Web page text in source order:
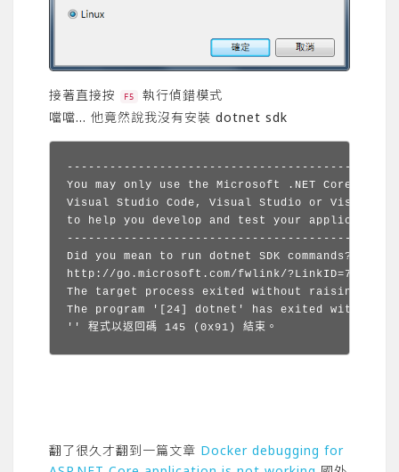
接著直接按 F5
執行偵錯模式
噹噹… 他竟然說我沒有安裝 dotnet sdk
You may only use the Microsoft .NET Core
Visual Studio Code, Visual Studio or Visual
to help you develop and test your
Did you mean to run dotnet SDK commands?
http://go.microsoft.com/fwlink/
The target process exited without raising a
The program '[24] dotnet' has exited with code
'' 程式以返回碼 145 (0x91) 結束。
翻了很久才翻到一篇文章 Docker debugging for